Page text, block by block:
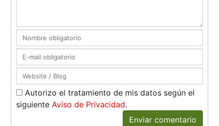
Autorizo el tratamiento de mis datos según el
siguienteAviso de Privacidad.
Enviar comentario